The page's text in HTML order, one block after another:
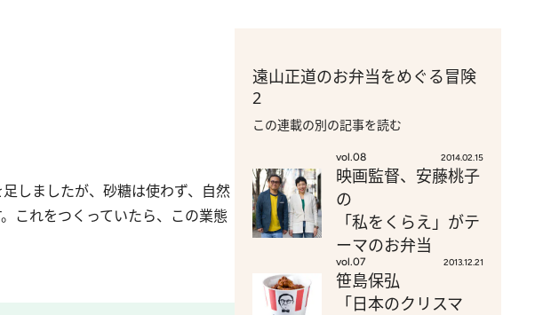
しましたが、砂糖は使わず、自然
これをつくっていたら、この業態
遠山正道のお弁当をめぐる冒険
2
この連載の別の記事を読む
vol.08 2014.02.15
映画監督、安藤桃子
の
「私をくらえ」がテ
ーマのお弁当
vol.07 2013.12.21
笹島保弘
「日本のクリスマ